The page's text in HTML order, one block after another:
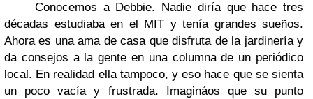
Conocemos a Debbie. Nadie diría que hace tres
décadas estudiaba en el MIT y tenía grandes sueños.
Ahora es una ama de casa que disfruta de la jardinería y
da consejos a la gente en una columna de un periódico
local. En realidad ella tampoco, y eso hace que se sienta
un poco vacía y frustrada. Imagináos que su punto